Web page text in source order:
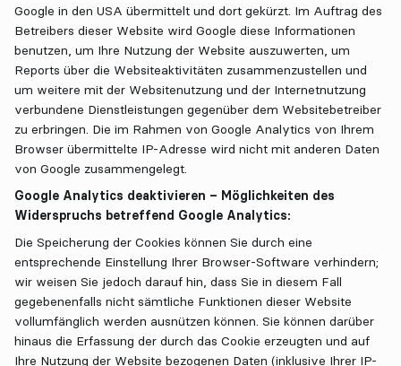
Google in den USA übermittelt und dort gekürzt. Im Auftrag des
Betreibers dieser Website wird Google diese Informationen
benutzen, um Ihre Nutzung der Website auszuwerten, um
Reports über die Websiteaktivitäten zusammenzustellen und
um weitere mit der Websitenutzung und der Internetnutzung
verbundene Dienstleistungen gegenüber dem Websitebetreiber
zu erbringen. Die im Rahmen von Google Analytics von Ihrem
Browser übermittelte IP-Adresse wird nicht mit anderen Daten
von Google zusammengelegt.
Google Analytics deaktivieren – Möglichkeiten des
Widerspruchs betreffend Google Analytics:
Die Speicherung der Cookies können Sie durch eine
entsprechende Einstellung Ihrer Browser-Software verhindern;
wir weisen Sie jedoch darauf hin, dass Sie in diesem Fall
gegebenenfalls nicht sämtliche Funktionen dieser Website
vollumfänglich werden ausnützen können. Sie können darüber
hinaus die Erfassung der durch das Cookie erzeugten und auf
Ihre Nutzung der Website bezogenen Daten (inklusive Ihrer IP-